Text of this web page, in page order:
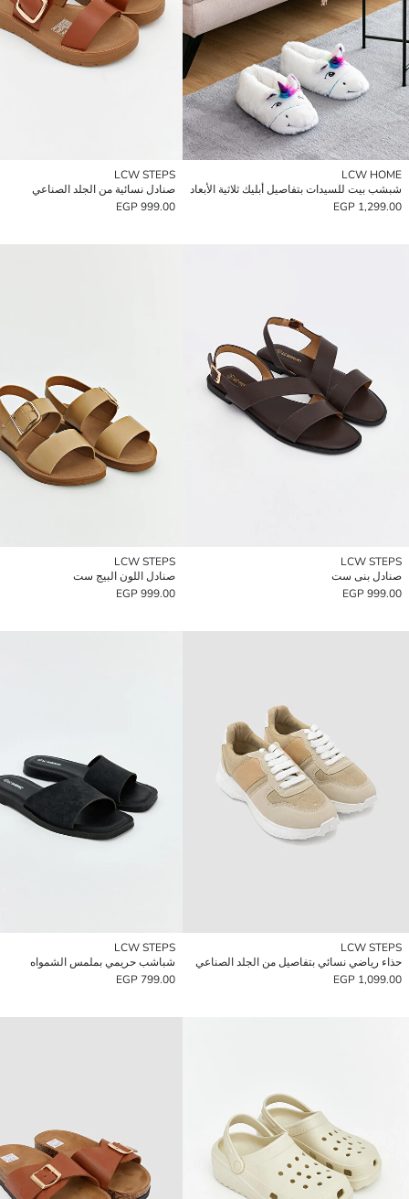
LCW HOME
شبشب بيت للسيدات بتفاصيل أبليك ثلاثية الأبعاد
1,299.00 EGP
LCW STEPS
صنادل نسائية من الجلد الصناعي
999.00 EGP
LCW STEPS
صنادل بنى ست
999.00 EGP
LCW STEPS
صنادل اللون البيج ست
999.00 EGP
LCW STEPS
حذاء رياضي نسائي بتفاصيل من الجلد الصناعي
1,099.00 EGP
LCW STEPS
شباشب حريمي بملمس الشمواه
799.00 EGP